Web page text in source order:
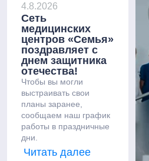
4.8.2026
Сеть
медицинских
центров «Семья»
поздравляет с
днем защитника
отечества!
Чтобы вы могли
выстраивать свои
планы заранее,
сообщаем наш график
работы в праздничные
дни.
Читать далее